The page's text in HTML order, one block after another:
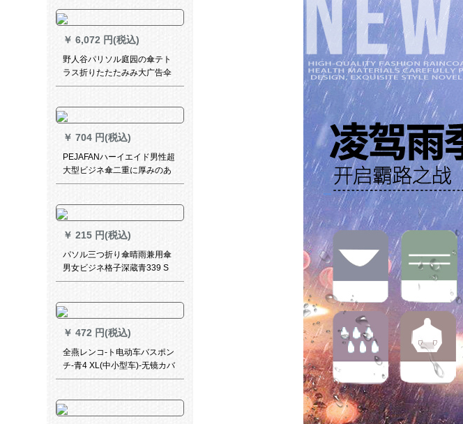
前雨カーンテン
￥ 6,072 円(税込)
野人谷パリソル庭园の傘テト
ラス折りたたたみみ大广告伞
日伞ロマ伞保安ポストに傘を
090
￥ 704 円(税込)
PEJAFANハーイエイド男性超
大型ビジネ傘二重に厚みのあ
る自動長柄傘2つの大きな傘屋
傘120 CM内の灰色のプラステ
ィック製ハド（レベルアープ
版）
￥ 215 円(税込)
パソル三つ折り傘晴雨兼用傘
男女ビジネ格子深蔵青339 S
￥ 472 円(税込)
全燕レンコ-ト电动车バスポン
チ-青4 XL(中小型车)-无镜カバ
ー